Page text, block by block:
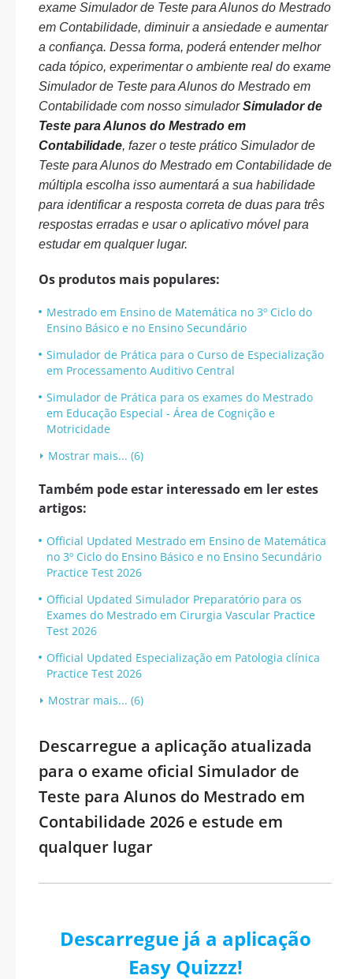
exame Simulador de Teste para Alunos do Mestrado
em Contabilidade, diminuir a ansiedade e aumentar
a confiança. Dessa forma, poderá entender melhor
cada tópico, experimentar o ambiente real do exame
Simulador de Teste para Alunos do Mestrado em
Contabilidade com nosso simuladorSimulador de
Teste para Alunos do Mestrado em
Contabilidade, fazer o teste prático Simulador de
Teste para Alunos do Mestrado em Contabilidade de
múltipla escolha isso aumentará a sua habilidade
para identificar a resposta correta de duas para três
respostas erradas e usar o aplicativo móvel para
estudar em qualquer lugar.
Os produtos mais populares:
Mestrado em Ensino de Matemática no 3º Ciclo do
Ensino Básico e no Ensino Secundário
Simulador de Prática para o Curso de Especialização
em Processamento Auditivo Central
Simulador de Prática para os exames do Mestrado
em Educação Especial - Área de Cognição e
Motricidade
Mostrar mais... (6)
Também pode estar interessado em ler estes
artigos:
Official Updated Mestrado em Ensino de Matemática
no 3º Ciclo do Ensino Básico e no Ensino Secundário
Practice Test 2026
Official Updated Simulador Preparatório para os
Exames do Mestrado em Cirurgia Vascular Practice
Test 2026
Official Updated Especialização em Patologia clínica
Practice Test 2026
Mostrar mais... (6)
Descarregue a aplicação atualizada
para o exame oficial Simulador de
Teste para Alunos do Mestrado em
Contabilidade 2026 e estude em
qualquer lugar
Descarregue já a aplicação
Easy Quizzz!